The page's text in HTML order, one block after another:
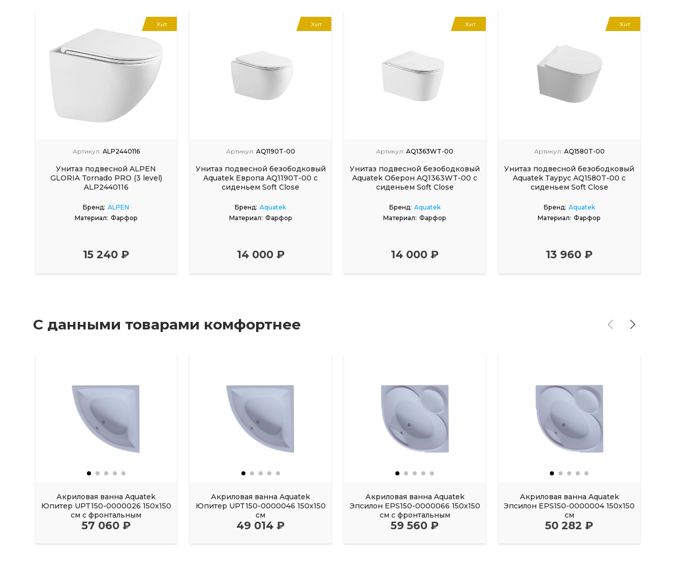
Хит
Артикул: ALP2440116
Унитаз подвесной ALPEN
GLORIA Tornado PRO (3 level)
ALP2440116
Бренд: ALPEN
Материал: Фарфор
15 240 ₽
Хит
Артикул: AQ1190T-00
Унитаз подвесной безободковый
Aquatek Европа AQ1190T-00 с
сиденьем Soft Close
Бренд: Aquatek
Материал: Фарфор
14 000 ₽
Хит
Артикул: AQ1363WT-00
Унитаз подвесной безободковый
Aquatek Оберон AQ1363WT-00 с
сиденьем Soft Close
Бренд: Aquatek
Материал: Фарфор
14 000 ₽
Хит
Артикул: AQ1580T-00
Унитаз подвесной безободковый
Aquatek Таурус AQ1580T-00 с
сиденьем Soft Close
Бренд: Aquatek
Материал: Фарфор
13 960 ₽
С данными товарами комфортнее
Акриловая ванна Aquatek
Юпитер UPT150-0000026 150х150
см с фронтальным
57 060 ₽
Акриловая ванна Aquatek
Юпитер UPT150-0000046 150х150
см
49 014 ₽
Акриловая ванна Aquatek
Эпсилон EPS150-0000066 150х150
см с фронтальным
59 560 ₽
Акриловая ванна Aquatek
Эпсилон EPS150-0000004 150х150
см
50 282 ₽